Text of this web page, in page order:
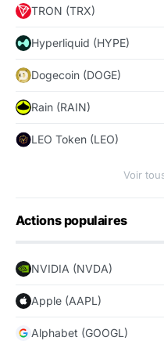
TRON (TRX)
Hyperliquid (HYPE)
Dogecoin (DOGE)
Rain (RAIN)
LEO Token (LEO)
Voir
Actions populaires
NVIDIA (NVDA)
Apple (AAPL)
Alphabet (GOOGL)